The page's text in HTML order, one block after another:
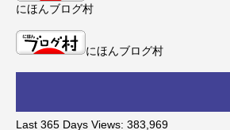
にほんブログ村
にほんブログ村
Last 365 Days Views: 383,969